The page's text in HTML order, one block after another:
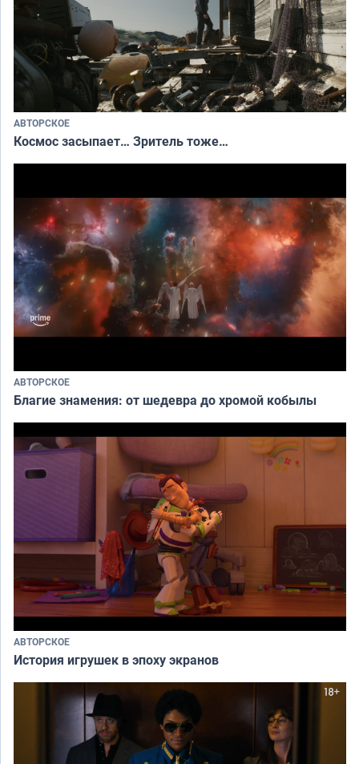
АВТОРСКОЕ
Космос засыпает… Зритель тоже…
АВТОРСКОЕ
Благие знамения: от шедевра до хромой кобылы
АВТОРСКОЕ
История игрушек в эпоху экранов